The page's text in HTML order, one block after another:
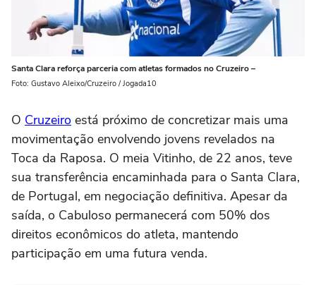
Santa Clara reforça parceria com atletas formados no Cruzeiro –
Foto: Gustavo Aleixo/Cruzeiro / Jogada10
O Cruzeiro está próximo de concretizar mais uma
movimentação envolvendo jovens revelados na
Toca da Raposa. O meia Vitinho, de 22 anos, teve
sua transferência encaminhada para o Santa Clara,
de Portugal, em negociação definitiva. Apesar da
saída, o Cabuloso permanecerá com 50% dos
direitos econômicos do atleta, mantendo
participação em uma futura venda.